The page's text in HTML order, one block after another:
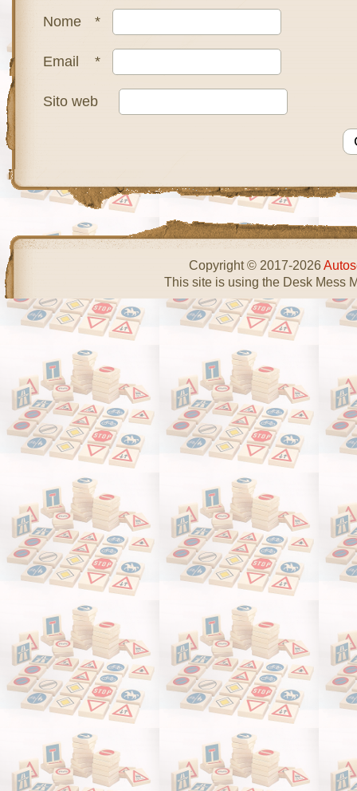
Nome *
Email *
Sito web
Copyright © 2017-2026
This site is using the Desk Mess